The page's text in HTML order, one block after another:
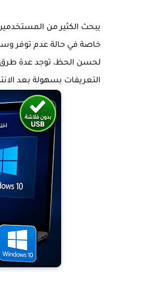
خاصة في حالة عدم توفر
لحسن الحظ، توجد عدة طرق
التعريفات بسهولة بعد